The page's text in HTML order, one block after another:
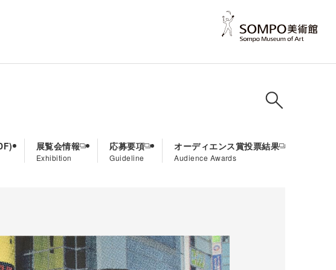
展覧会情報
Exhibition
応募要項
Guideline
オーディエンス賞投票結果
Audience Awards